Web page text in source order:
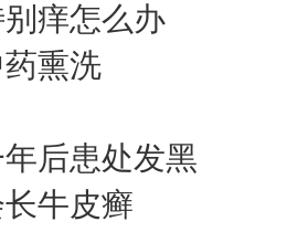
痒怎么办
熏洗
后患处发黑
牛皮癣